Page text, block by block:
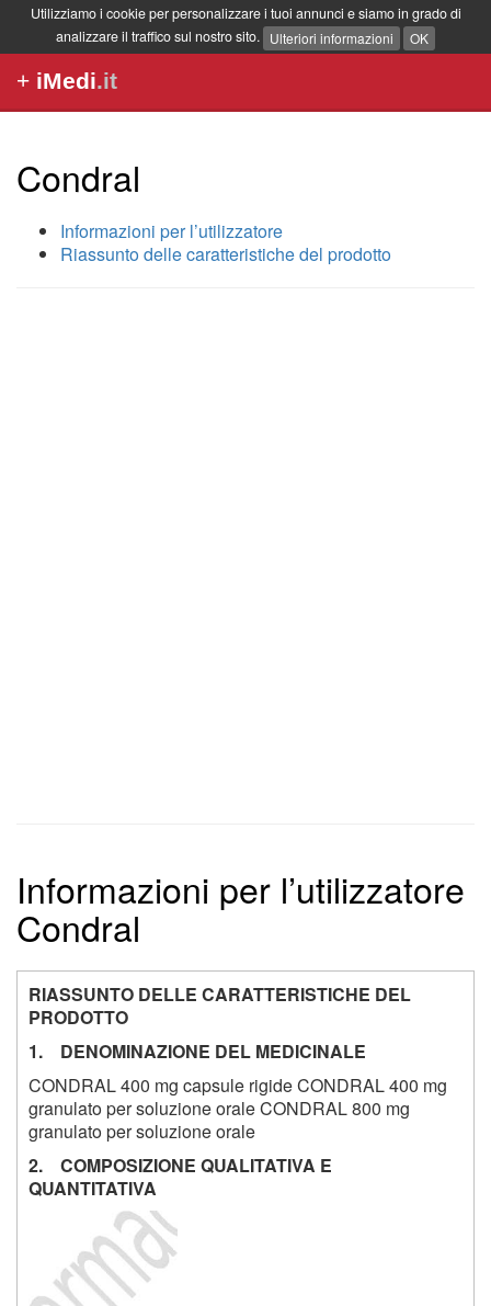
Utilizziamo i cookie per personalizzare i tuoi annunci e siamo in grado di
analizzare il traffico sul nostro sito. Ulteriori informazioni OK
+ iMedi.it
Condral
Informazioni per l’utilizzatore
Riassunto delle caratteristiche del prodotto
Informazioni per l’utilizzatore
Condral
RIASSUNTO DELLE CARATTERISTICHE DEL
PRODOTTO
1. DENOMINAZIONE DEL MEDICINALE
CONDRAL 400 mg capsule rigide CONDRAL 400 mg
granulato per soluzione orale CONDRAL 800 mg
granulato per soluzione orale
2. COMPOSIZIONE QUALITATIVA E
QUANTITATIVA